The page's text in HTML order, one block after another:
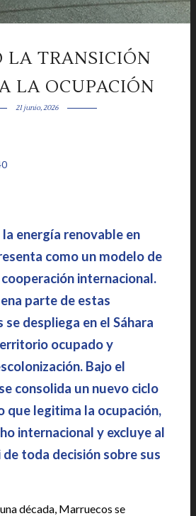
LA TRANSICIÓN
LA OCUPACIÓN
21 junio, 2026
la energía renovable en
como un modelo de
internacional.
parte de estas
despliega en el Sáhara
ocupado y
Bajo el
consolida un nuevo ciclo
que legitima la ocupación,
internacional y excluye al
toda decisión sobre sus
década, Marruecos se